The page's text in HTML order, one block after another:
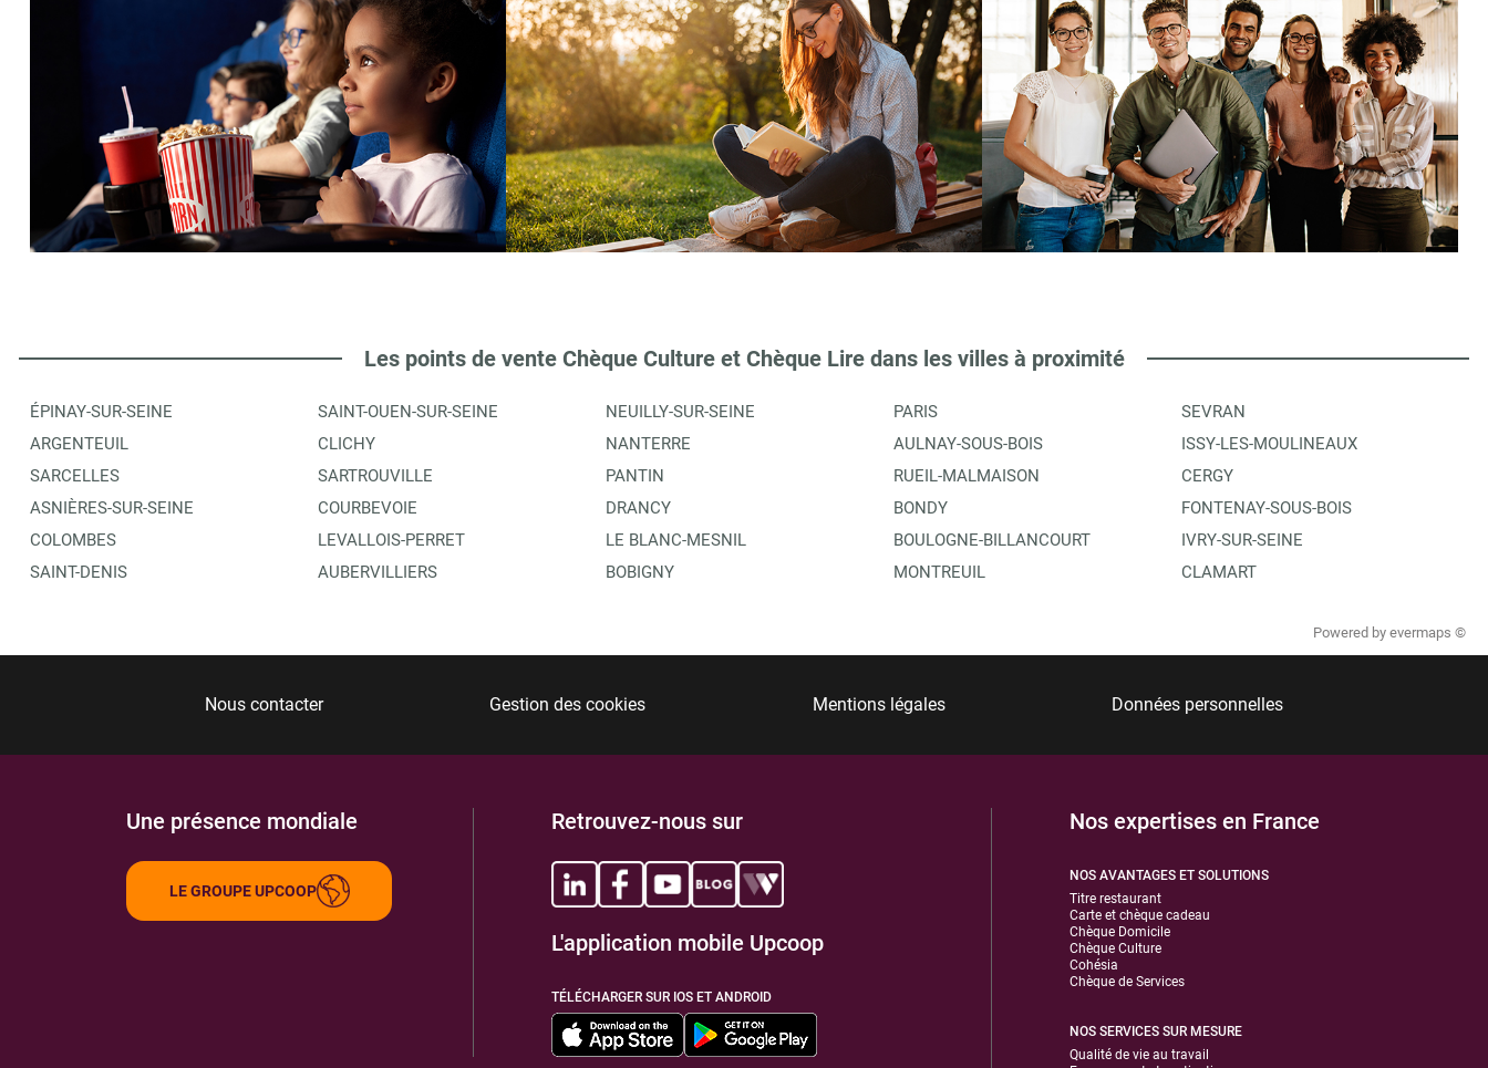
Les points de vente Chèque Culture et Chèque Lire dans les villes à proximité
ÉPINAY-SUR-SEINE
ARGENTEUIL
SARCELLES
ASNIÈRES-SUR-SEINE
COLOMBES
SAINT-DENIS
SAINT-OUEN-SUR-SEINE
CLICHY
SARTROUVILLE
COURBEVOIE
LEVALLOIS-PERRET
AUBERVILLIERS
NEUILLY-SUR-SEINE
NANTERRE
PANTIN
DRANCY
LE BLANC-MESNIL
BOBIGNY
PARIS
AULNAY-SOUS-BOIS
RUEIL-MALMAISON
BONDY
BOULOGNE-BILLANCOURT
MONTREUIL
SEVRAN
ISSY-LES-MOULINEAUX
CERGY
FONTENAY-SOUS-BOIS
IVRY-SUR-SEINE
CLAMART
Powered by evermaps ©
Nous contacter Gestion des cookies Mentions légales Données personnelles
Une présence mondiale
LE GROUPE UPCOOP
Retrouvez-nous sur
L'application mobile Upcoop
TÉLÉCHARGER SUR IOS ET ANDROID
Nos expertises en France
NOS AVANTAGES ET SOLUTIONS
Titre restaurant
Carte et chèque cadeau
Chèque Domicile
Chèque Culture
Cohésia
Chèque de Services
NOS SERVICES SUR MESURE
Qualité de vie au travail